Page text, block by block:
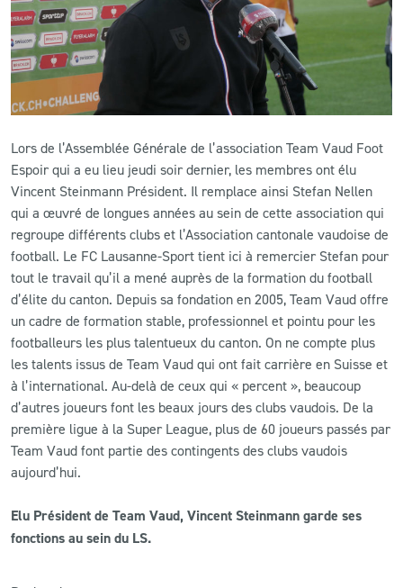
CLUB
CONTACT
ACTUALITÉS
LS E-SHOP
L’APP DU LS
LS ACADEMY CAMPS
MATCH DES CELEBRITES
PRESSE ET MEDIAS
Lors de l’Assemblée Générale de l’association Team Vaud Foot
Espoir qui a eu lieu jeudi soir dernier, les membres ont élu
Vincent Steinmann Président. Il remplace ainsi Stefan Nellen
qui a œuvré de longues années au sein de cette association qui
regroupe différents clubs et l’Association cantonale vaudoise de
football. Le FC Lausanne-Sport tient ici à remercier Stefan pour
tout le travail qu’il a mené auprès de la formation du football
d’élite du canton. Depuis sa fondation en 2005, Team Vaud offre
un cadre de formation stable, professionnel et pointu pour les
footballeurs les plus talentueux du canton. On ne compte plus
les talents issus de Team Vaud qui ont fait carrière en Suisse et
à l’international. Au-delà de ceux qui « percent », beaucoup
d’autres joueurs font les beaux jours des clubs vaudois. De la
première ligue à la Super League, plus de 60 joueurs passés par
Team Vaud font partie des contingents des clubs vaudois
aujourd’hui.
Elu Président de Team Vaud, Vincent Steinmann garde ses
fonctions au sein du LS.